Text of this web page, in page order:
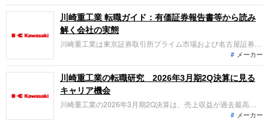
ピックです。「なぜ今川崎重工業なのか？」「転職希望者がど
の事業で、どんな役割を担えるのか」を整理します。
川崎重工業 転職ガイド：有価証券報告書等から読み
解く会社の実態
川崎重工業は東京証券取引所プライム市場および名古屋証券取
引所プレミア市場に上場し、航空宇宙システム、車両、エネル
ギー環境、精密機械・ロボット、パワースポーツ＆エンジン事
業を展開しています。直近の業績は、パワースポーツ関連など
各事業での売上拡大や円安効果もあり増収増益のトレンドで推
移しています。
メーカー
川崎重工業の転職研究 2026年3月期2Q決算に見る
キャリア機会
川崎重工業の2026年3月期2Q決算は、売上収益が過去最高を
記録。防衛需要の拡大や水素サプライチェーンの商用化実証な
メーカー